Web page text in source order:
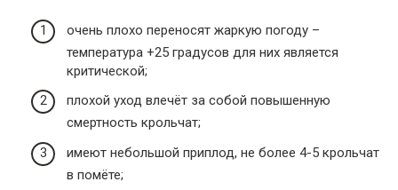
очень плохо переносят жаркую погоду –
температура +25 градусов для них является
критической;
плохой уход влечёт за собой повышенную
смертность крольчат;
имеют небольшой приплод, не более 4-5 крольчат
в помёте;